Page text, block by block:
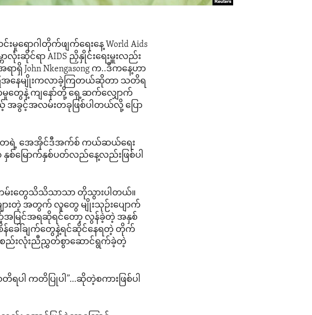
မှုရောဂါတိုက်ဖျက်ရေးနေ့ World Aids
ဘာလုံးဆိုင်ရာ AIDS ညှိနှိုင်းရေးမှူးလည်း
ရာရှိ John Nkengasong က..ဒီကနေ့ဟာ
ေအနေမျိုးကလာခဲ့ကြတယ်ဆိုတာ သတိရ
က်မှုတွေနဲ့ ကျနော်တို့ ရှေ့ဆက်လျှောက်
အခွင့်အလမ်းတခုဖြစ်ပါတယ်လို့ ပြော
မ္မတရဲ့ အေအိုင်ဒီအက်စ် ကယ်ဆယ်ရေး
မြောက်နှစ်ပတ်လည်နေ့လည်းဖြစ်ပါ
မ်းတွေသိသိသာသာ တိုသွားပါတယ်။
ျားတဲ့ အတွက် လူတွေ မျိုးသုဉ်းပျောက်
မြင်အရဆိုရင်တော့ လွန်ခဲ့တဲ့ အနှစ်
တဲ့စိန်ခေါ်ချက်တွေနဲ့ရင်ဆိုင်နေရတဲ့ တိုက်
ည်းလုံးညီညွှတ်စွာဆောင်ရွက်ခဲ့တဲ့
ပါ ကတိပြုပါ”…ဆိုတဲ့စကားဖြစ်ပါ